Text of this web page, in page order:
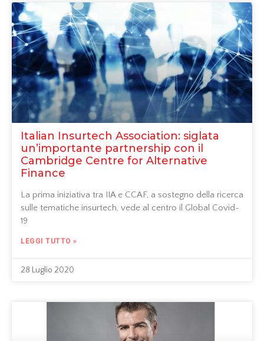
Italian Insurtech Association: siglata
un’importante partnership con il
Cambridge Centre for Alternative
Finance
La prima iniziativa tra IIA e CCAF, a sostegno della ricerca
sulle tematiche insurtech, vede al centro il Global Covid-
19
LEGGI TUTTO »
28 Luglio 2020